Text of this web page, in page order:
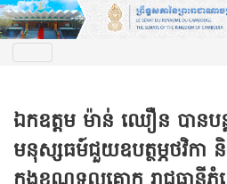
ឯកឧត្តម ម៉ាន់ ឈឿន បានបន្ត
មនុស្សធម៍ជួយឧបត្ថម្ភថវិកា​